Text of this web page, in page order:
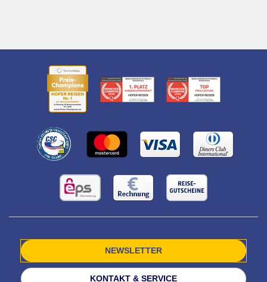
NEWSLETTER
KONTAKT & SERVICE